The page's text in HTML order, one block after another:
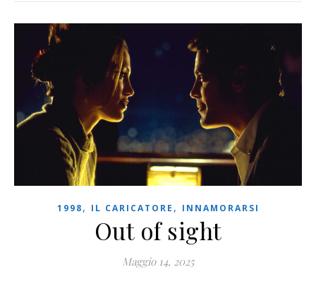
1998, IL CARICATORE , INNAMORARSI
Out of sight
Maggio 14, 2025